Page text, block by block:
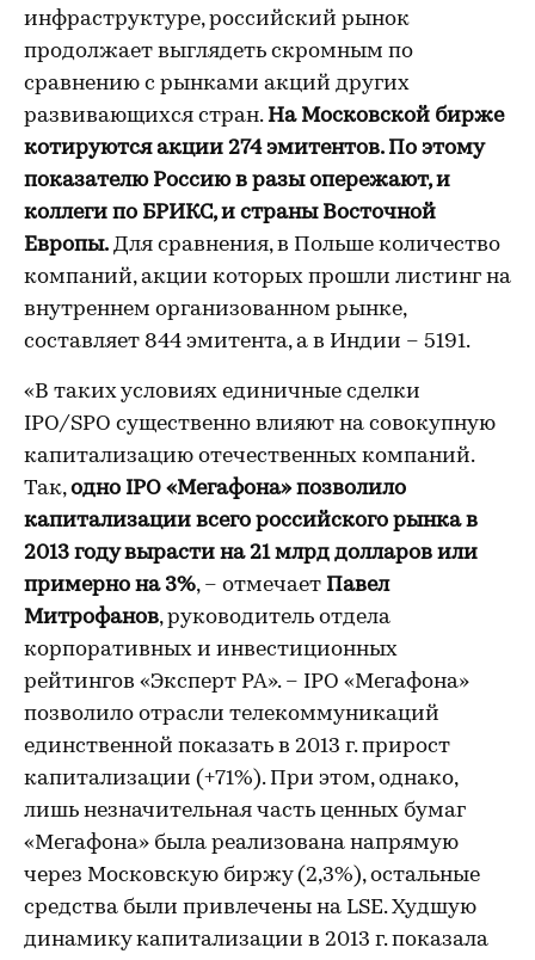
инфраструктуре, российский рынок
продолжает выглядеть скромным по
сравнению с рынками акций других
развивающихся стран. На Московской бирже
котируются акции 274 эмитентов. По этому
показателю Россию в разы опережают, и
коллеги по БРИКС, и страны Восточной
Европы. Для сравнения, в Польше количество
компаний, акции которых прошли листинг на
внутреннем организованном рынке,
составляет 844 эмитента, а в Индии – 5191.
«В таких условиях единичные сделки
IPO/SPO существенно влияют на совокупную
капитализацию отечественных компаний.
Так,одно IPO «Мегафона» позволило
капитализации всего российского рынка в
2013 году вырасти на 21 млрд долларов или
примерно на 3%, – отмечает Павел
Митрофанов, руководитель отдела
корпоративных и инвестиционных
рейтингов «Эксперт РА». – IPO «Мегафона»
позволило отрасли телекоммуникаций
единственной показать в 2013 г. прирост
капитализации (+71%). При этом, однако,
лишь незначительная часть ценных бумаг
«Мегафона» была реализована напрямую
через Московскую биржу (2,3%), остальные
средства были привлечены на LSE. Худшую
динамику капитализации в 2013 г. показала